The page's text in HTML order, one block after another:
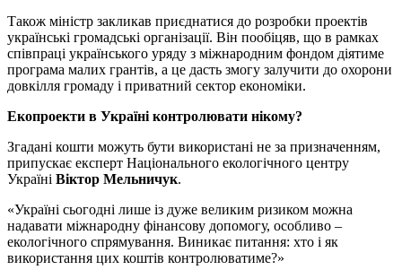
Також міністр закликав приєднатися до розробки проектів
українські громадські організації. Він пообіцяв, що в рамках
співпраці українського уряду з міжнародним фондом діятиме
програма малих грантів, а це дасть змогу залучити до охорони
довкілля громаду і приватний сектор економіки.
Екопроекти в Україні контролювати нікому?
Згадані кошти можуть бути використані не за призначенням,
припускає експерт Національного екологічного центру
Україні Віктор Мельничук.
«Україні сьогодні лише із дуже великим ризиком можна
надавати міжнародну фінансову допомогу, особливо –
екологічного спрямування. Виникає питання: хто і як
використання цих коштів контролюватиме?»